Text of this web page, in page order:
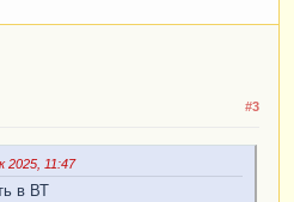
#3
2025, 11:47
в ВТ